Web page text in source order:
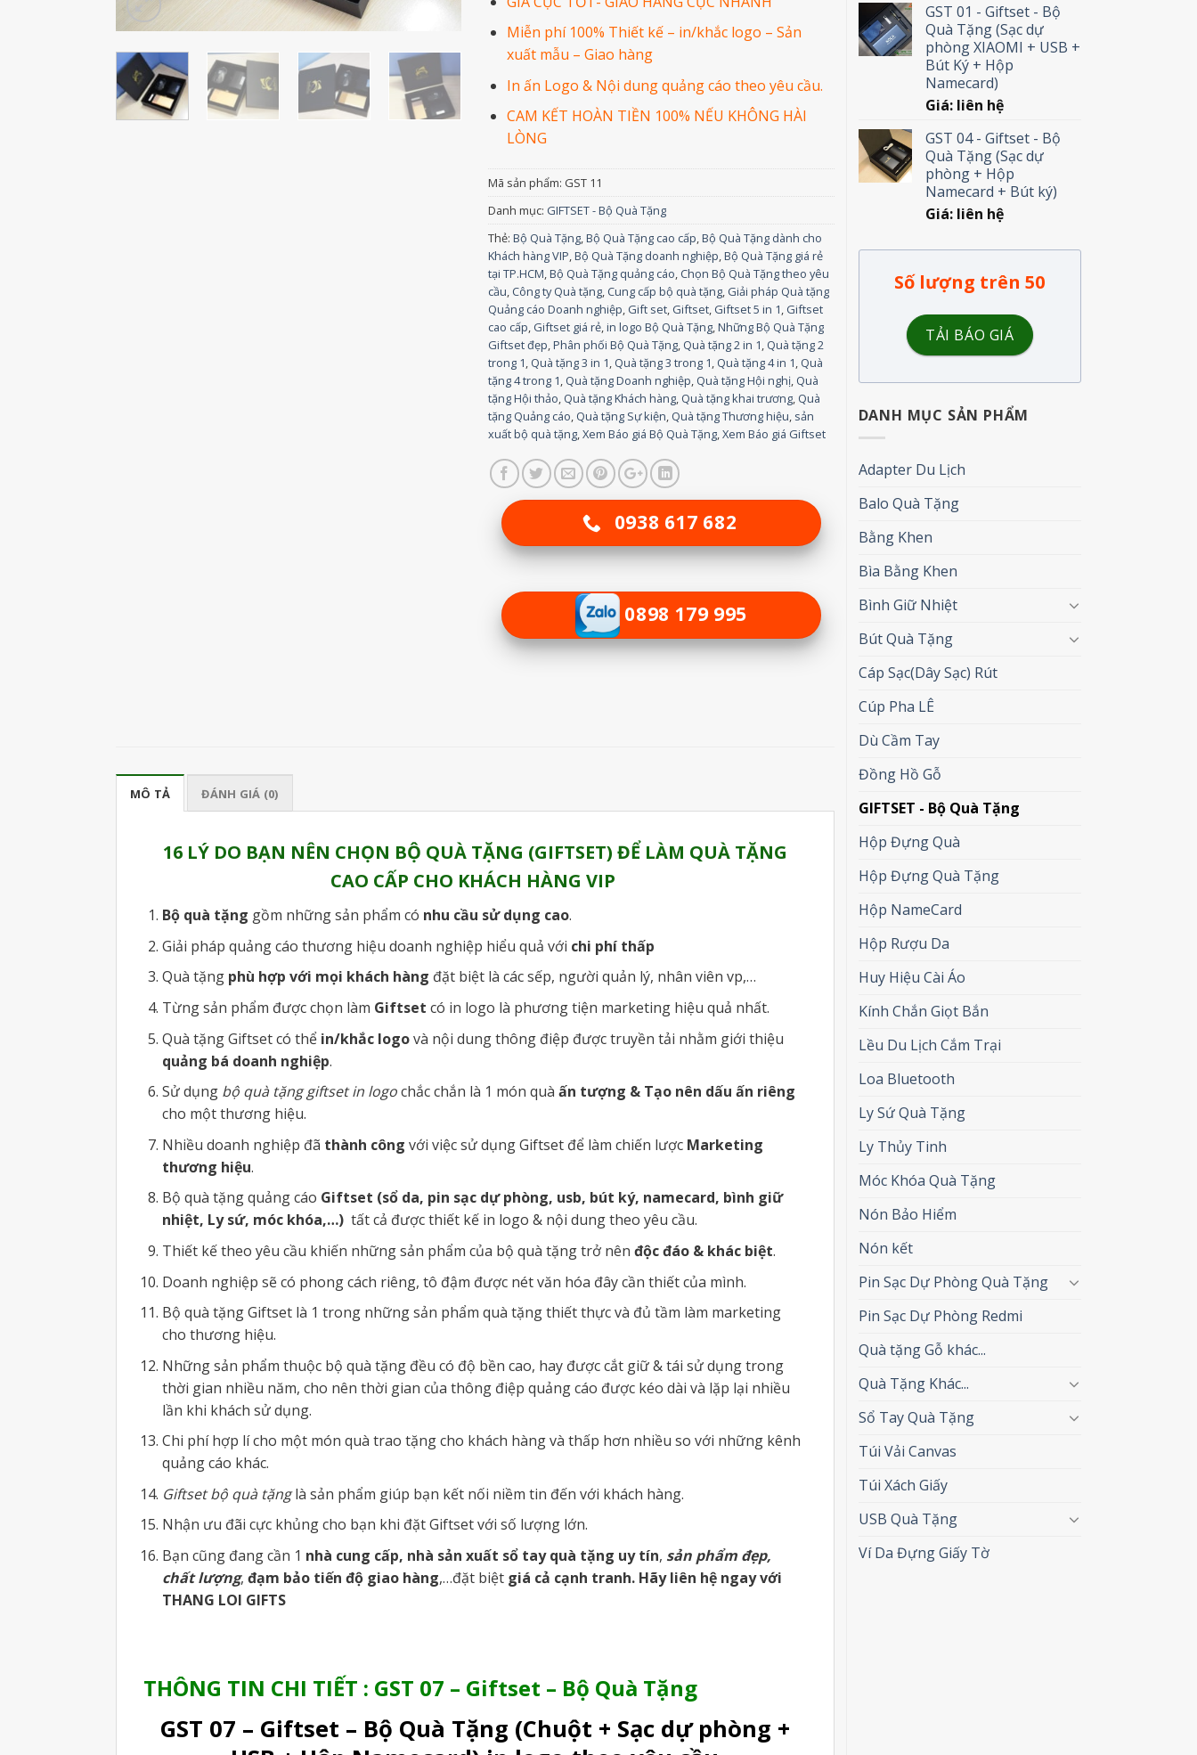
Miễn phí 100% Thiết kế – in/khắc logo – Sản
xuất mẫu – Giao hàng
In ấn Logo & Nội dung quảng cáo theo yêu cầu.
CAM KẾT HOÀN TIỀN 100% NẾU KHÔNG HÀI
LÒNG
Mã sản phẩm: GST 11
Danh mục: GIFTSET - Bộ Quà Tặng
Thẻ:Bộ Quà Tặng,Bộ Quà Tặng cao cấp,Bộ Quà Tặng dành cho
Khách hàng VIP,Bộ Quà Tặng doanh nghiệp,Bộ Quà Tặng giá rẻ
tại TP.HCM,Bộ Quà Tặng quảng cáo, Chọn Bộ Quà Tặng theo yêu
cầu, Công ty Quà tặng, Cung cấp bộ quà tặng, Giải pháp Quà tặng
Quảng cáo Doanh nghiệp, Gift set, Giftset, Giftset 5 in 1, Giftset
cao cấp, Giftset giá rẻ,in logo Bộ Quà Tặng,Những Bộ Quà Tặng
Giftset đẹp,Phân phối Bộ Quà Tặng, Quà tặng 2 in 1, Quà tặng 2
trong 1, Quà tặng 3 in 1, Quà tặng 3 trong 1, Quà tặng 4 in 1, Quà
tặng 4 trong 1, Quà tặng Doanh nghiệp, Quà tặng Hội nghị, Quà
tặng Hội thảo, Quà tặng Khách hàng, Quà tặng khai trương, Quà
tặng Quảng cáo, Quà tặng Sự kiện, Quà tặng Thương hiệu, sản
xuất bộ quà tặng,Xem Báo giá Bộ Quà Tặng,Xem Báo giá Giftset
0938 617 682
0898 179 995
MÔ TẢ ĐÁNH GIÁ (0)
16 LÝ DO BẠN NÊN CHỌN BỘ QUÀ TẶNG (GIFTSET) ĐỂ LÀM QUÀ TẶNG
CAO CẤP CHO KHÁCH HÀNG VIP
Bộ quà tặng gồm những sản phẩm có nhu cầu sử dụng cao.
Giải pháp quảng cáo thương hiệu doanh nghiệp hiểu quả với chi phí thấp
Quà tặng phù hợp với mọi khách hàng đặt biệt là các sếp, người quản lý, nhân viên vp,…
Từng sản phẩm được chọn làm Giftset có in logo là phương tiện marketing hiệu quả nhất.
Quà tặng Giftsetcó thểin/khắc logovà nội dung thông điệp được truyền tải nhằm giới thiệu
quảng bá doanh nghiệp.
Sử dụng bộ quà tặng giftset in logochắc chắn là 1 món quà ấn tượng & Tạo nên dấu ấn riêng
cho một thương hiệu.
Nhiều doanh nghiệp đã thành công với việc sử dụng Giftset để làm chiến lược Marketing
thương hiệu.
Bộ quà tặng quảng cáo Giftset (sổ da, pin sạc dự phòng, usb, bút ký, namecard, bình giữ
nhiệt, Ly sứ, móc khóa,…)tất cả được thiết kế in logo & nội dung theo yêu cầu.
Thiết kế theo yêu cầu khiến những sản phẩm của bộ quà tặng trở nên độc đáo & khác biệt.
Doanh nghiệp sẽ có phong cách riêng, tô đậm được nét văn hóa đây cần thiết của mình.
Bộ quà tặng Giftset là 1 trong những sản phẩm quà tặng thiết thực và đủ tầm làm marketing
cho thương hiệu.
Những sản phẩm thuộc bộ quà tặng đều có độ bền cao, hay được cắt giữ & tái sử dụng trong
thời gian nhiều năm, cho nên thời gian của thông điệp quảng cáo được kéo dài và lặp lại nhiều
lần khi khách sử dụng.
Chi phí hợp lí cho một món quà trao tặng cho khách hàng và thấp hơn nhiều so với những kênh
quảng cáo khác.
Giftset bộ quà tặnglà sản phẩm giúp bạn kết nối niềm tin đến với khách hàng.
Nhận ưu đãi cực khủng cho bạn khi đặt Giftset với số lượng lớn.
Bạn cũng đang cần 1 nhà cung cấp, nhà sản xuất sổ tay quà tặng uy tín, sản phẩm đẹp,
chất lượng, đạm bảo tiến độ giao hàng,…đặt biệt giá cả cạnh tranh. Hãy liên hệ ngay với
THANG LOI GIFTS
THÔNG TIN CHI TIẾT : GST 07 – Giftset – Bộ Quà Tặng
GST 07 – Giftset – Bộ Quà Tặng (Chuột + Sạc dự phòng +
GST 01 - Giftset - Bộ
Quà Tặng (Sạc dự
phòng XIAOMI + USB +
Bút Ký + Hộp
Namecard)
Giá: liên hệ
GST 04 - Giftset - Bộ
Quà Tặng (Sạc dự
phòng + Hộp
Namecard + Bút ký)
Giá: liên hệ
Số lượng trên 50
TẢI BÁO GIÁ
DANH MỤC SẢN PHẨM
Adapter Du Lịch
Balo Quà Tặng
Bằng Khen
Bìa Bằng Khen
Bình Giữ Nhiệt
Bút Quà Tặng
Cáp Sạc(Dây Sạc) Rút
Cúp Pha LÊ
Dù Cầm Tay
Đồng Hồ Gỗ
GIFTSET - Bộ Quà Tặng
Hộp Đựng Quà
Hộp Đựng Quà Tặng
Hộp NameCard
Hộp Rượu Da
Huy Hiệu Cài Áo
Kính Chắn Giọt Bắn
Lều Du Lịch Cắm Trại
Loa Bluetooth
Ly Sứ Quà Tặng
Ly Thủy Tinh
Móc Khóa Quà Tặng
Nón Bảo Hiểm
Nón kết
Pin Sạc Dự Phòng Quà Tặng
Pin Sạc Dự Phòng Redmi
Quà tặng Gỗ khác...
Quà Tặng Khác...
Sổ Tay Quà Tặng
Túi Vải Canvas
Túi Xách Giấy
USB Quà Tặng
Ví Da Đựng Giấy Tờ